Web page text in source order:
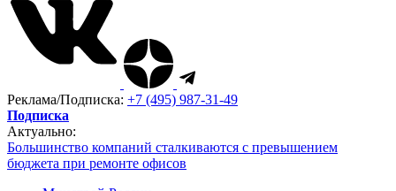
Реклама/Подписка: +7 (495) 987-31-49
Подписка
Актуально:
Большинство компаний сталкиваются с превышением
бюджета при ремонте офисов